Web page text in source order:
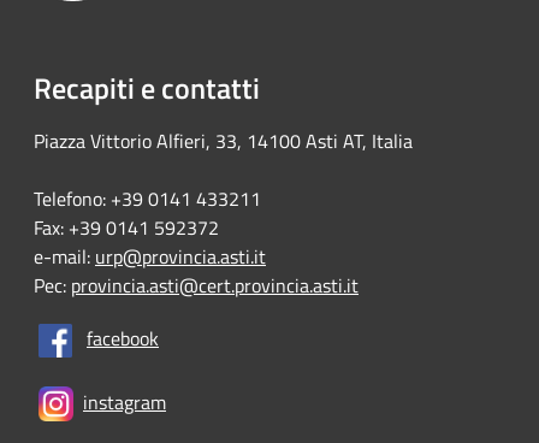
Recapiti e contatti
Piazza Vittorio Alfieri, 33, 14100 Asti AT, Italia
Telefono: +39 0141 433211
Fax: +39 0141 592372
e-mail: urp@provincia.asti.it
Pec: provincia.asti@cert.provincia.asti.it
facebook
instagram